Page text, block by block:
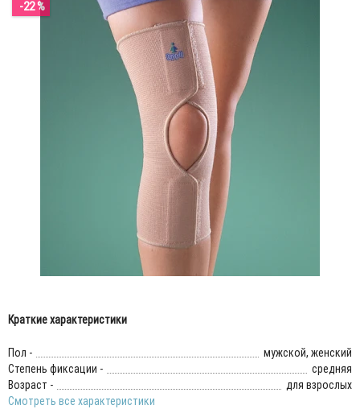
-22 %
Краткие характеристики
Пол -
мужской, женский
Степень фиксации -
средняя
Возраст -
для взрослых
Смотреть все характеристики